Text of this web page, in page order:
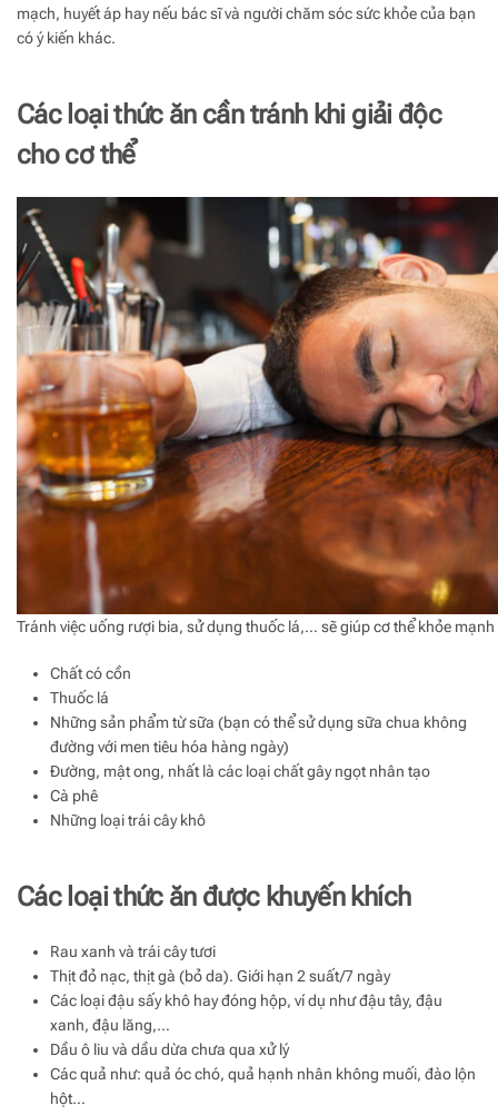
mạch, huyết áp hay nếu bác sĩ và người chăm sóc sức khỏe của bạn
có ý kiến khác.
Các loại thức ăn cần tránh khi giải độc
cho cơ thể
Tránh việc uống rượi bia, sử dụng thuốc lá,… sẽ giúp cơ thể khỏe
Chất có cồn
Thuốc lá
Những sản phẩm từ sữa (bạn có thể sử dụng sữa chua không
đường với men tiêu hóa hàng ngày)
Đường, mật ong, nhất là các loại chất gây ngọt nhân tạo
Cà phê
Những loại trái cây khô
Các loại thức ăn được khuyến khích
Rau xanh và trái cây tươi
Thịt đỏ nạc, thịt gà (bỏ da). Giới hạn 2 suất/7 ngày
Các loại đậu sấy khô hay đóng hộp, ví dụ như đậu tây, đậu
xanh, đậu lăng,…
Dầu ô liu và dầu dừa chưa qua xử lý
Các quả như: quả óc chó, quả hạnh nhân không muối, đào lộn
hột…